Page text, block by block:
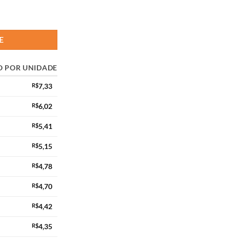
POR UNIDADE
R$7,33
R$6,02
R$5,41
R$5,15
R$4,78
R$4,70
R$4,42
R$4,35